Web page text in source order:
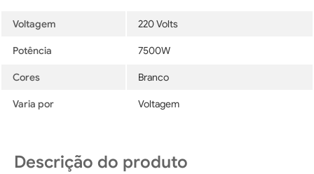
Voltagem 220 Volts
Potência 7500W
Cores Branco
Varia por Voltagem
Descrição do produto